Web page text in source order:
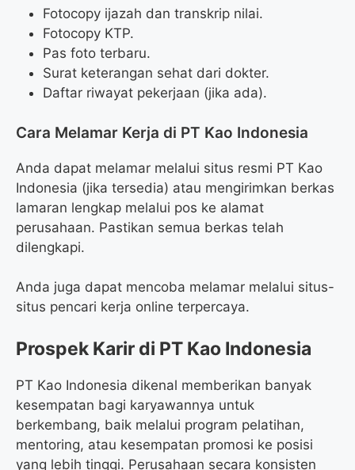
Fotocopy ijazah dan transkrip nilai.
Fotocopy KTP.
Pas foto terbaru.
Surat keterangan sehat dari dokter.
Daftar riwayat pekerjaan (jika ada).
Cara Melamar Kerja di PT Kao Indonesia
Anda dapat melamar melalui situs resmi PT Kao
Indonesia (jika tersedia) atau mengirimkan berkas
lamaran lengkap melalui pos ke alamat
perusahaan. Pastikan semua berkas telah
dilengkapi.
Anda juga dapat mencoba melamar melalui situs-
situs pencari kerja online terpercaya.
Prospek Karir di PT Kao Indonesia
PT Kao Indonesia dikenal memberikan banyak
kesempatan bagi karyawannya untuk
berkembang, baik melalui program pelatihan,
mentoring, atau kesempatan promosi ke posisi
yang lebih tinggi. Perusahaan secara konsisten